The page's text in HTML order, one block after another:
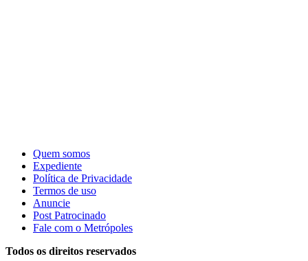
Quem somos
Expediente
Política de Privacidade
Termos de uso
Anuncie
Post Patrocinado
Fale com o Metrópoles
Todos os direitos reservados